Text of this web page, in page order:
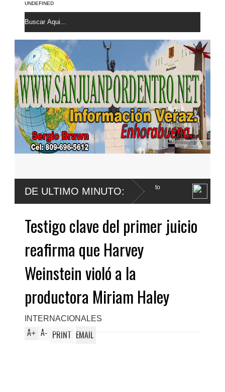
UNDEFINED
DE ULTIMO MINUTO:
sube a quinta posición de Santo
Roberto Santana
Testigo clave del primer juicio
reafirma que Harvey
Weinstein violó a la
productora Miriam Haley
INTERNACIONALES
A+ A- PRINT EMAIL